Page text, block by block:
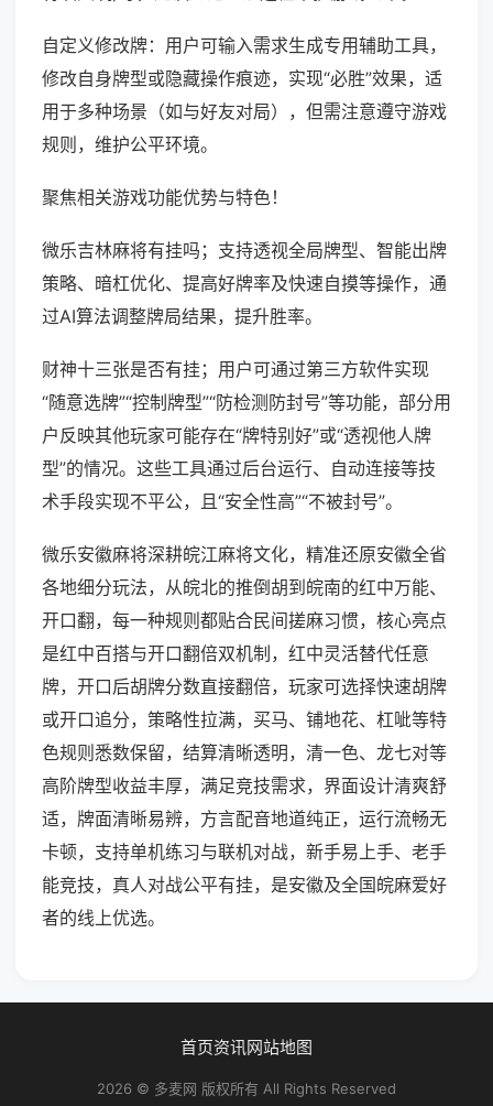
自定义修改牌：用户可输入需求生成专用辅助工具，
修改自身牌型或隐藏操作痕迹，实现“必胜”效果，适
用于多种场景（如与好友对局），但需注意遵守游戏
规则，维护公平环境。
聚焦相关游戏功能优势与特色！
微乐吉林麻将有挂吗；支持透视全局牌型、智能出牌
策略、暗杠优化、提高好牌率及快速自摸等操作，通
过AI算法调整牌局结果，提升胜率。
财神十三张是否有挂；用户可通过第三方软件实现
“随意选牌”“控制牌型”“防检测防封号”等功能，部分用
户反映其他玩家可能存在“牌特别好”或“透视他人牌
型”的情况。这些工具通过后台运行、自动连接等技
术手段实现不平公，且“安全性高”“不被封号”。
微乐安徽麻将深耕皖江麻将文化，精准还原安徽全省
各地细分玩法，从皖北的推倒胡到皖南的红中万能、
开口翻，每一种规则都贴合民间搓麻习惯，核心亮点
是红中百搭与开口翻倍双机制，红中灵活替代任意
牌，开口后胡牌分数直接翻倍，玩家可选择快速胡牌
或开口追分，策略性拉满，买马、铺地花、杠呲等特
色规则悉数保留，结算清晰透明，清一色、龙七对等
高阶牌型收益丰厚，满足竞技需求，界面设计清爽舒
适，牌面清晰易辨，方言配音地道纯正，运行流畅无
卡顿，支持单机练习与联机对战，新手易上手、老手
能竞技，真人对战公平有挂，是安徽及全国皖麻爱好
者的线上优选。
首页资讯网站地图
2026 © 多麦网 版权所有 All Rights Reserved